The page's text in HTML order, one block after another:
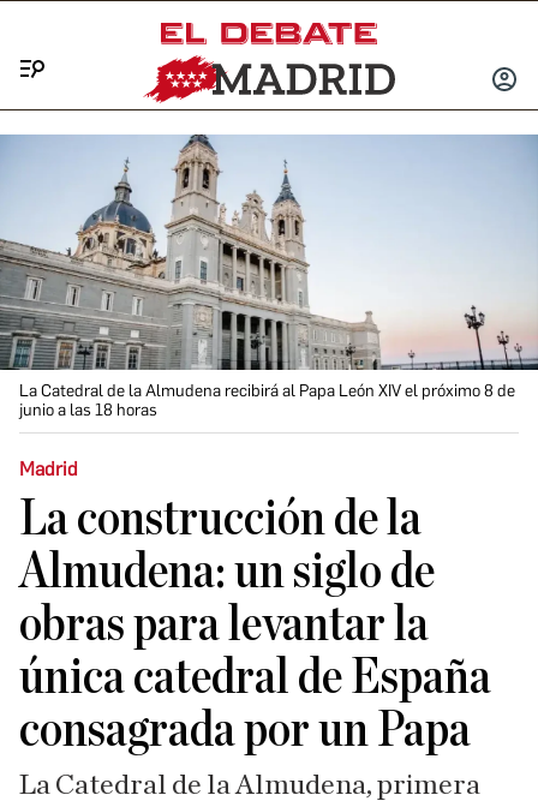
INICIAR
La Catedral de la Almudena recibirá al Papa León XIV el próximo 8 de
junio a las 18 horas
Madrid
La construcción de la
Almudena: un siglo de
obras para levantar la
única catedral de España
consagrada por un Papa
La Catedral de la Almudena, primera